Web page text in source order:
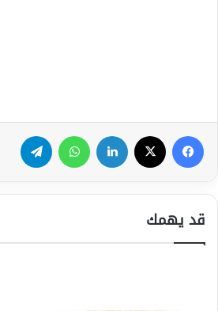
فيسبوك لينكدإن واتساب
قد يهمك